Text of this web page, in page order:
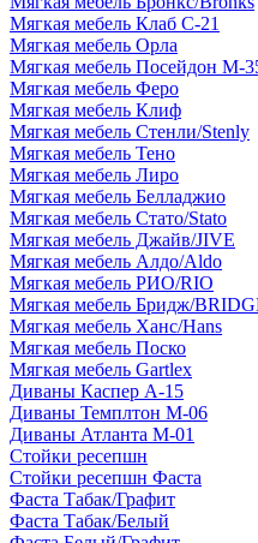
Мягкая мебель Клаб С-21
Мягкая мебель Орла
Мягкая мебель Посейдон М-
Мягкая мебель Феро
Мягкая мебель Клиф
Мягкая мебель Стенли/Stenly
Мягкая мебель Тено
Мягкая мебель Лиро
Мягкая мебель Белладжио
Мягкая мебель Стато/Stato
Мягкая мебель Джайв/JIVE
Мягкая мебель Алдо/Aldo
Мягкая мебель РИО/RIO
Мягкая мебель Бридж/
Мягкая мебель Ханс/Hans
Мягкая мебель Поско
Мягкая мебель Gartlex
Диваны Каспер А-15
Диваны Темплтон М-06
Диваны Атланта М-01
Стойки ресепшн
Стойки ресепшн Фаста
Фаста Табак/Графит
Фаста Табак/Белый